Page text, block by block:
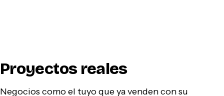
Proyectos reales
Negocios como el tuyo que ya venden con su